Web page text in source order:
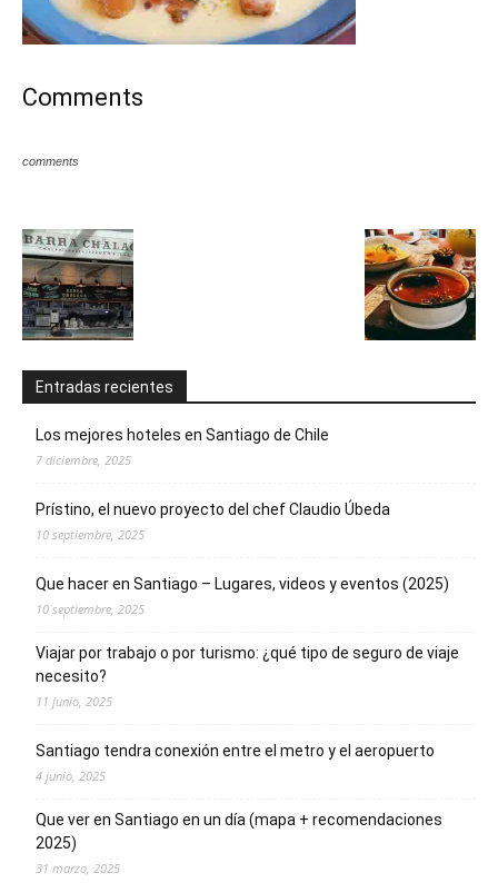
Comments
comments
Entradas recientes
Los mejores hoteles en Santiago de Chile
7 diciembre, 2025
Prístino, el nuevo proyecto del chef Claudio Úbeda
10 septiembre, 2025
Que hacer en Santiago – Lugares, videos y eventos (2025)
10 septiembre, 2025
Viajar por trabajo o por turismo: ¿qué tipo de seguro de viaje
necesito?
11 junio, 2025
Santiago tendra conexión entre el metro y el aeropuerto
4 junio, 2025
Que ver en Santiago en un día (mapa + recomendaciones
2025)
31 marzo, 2025